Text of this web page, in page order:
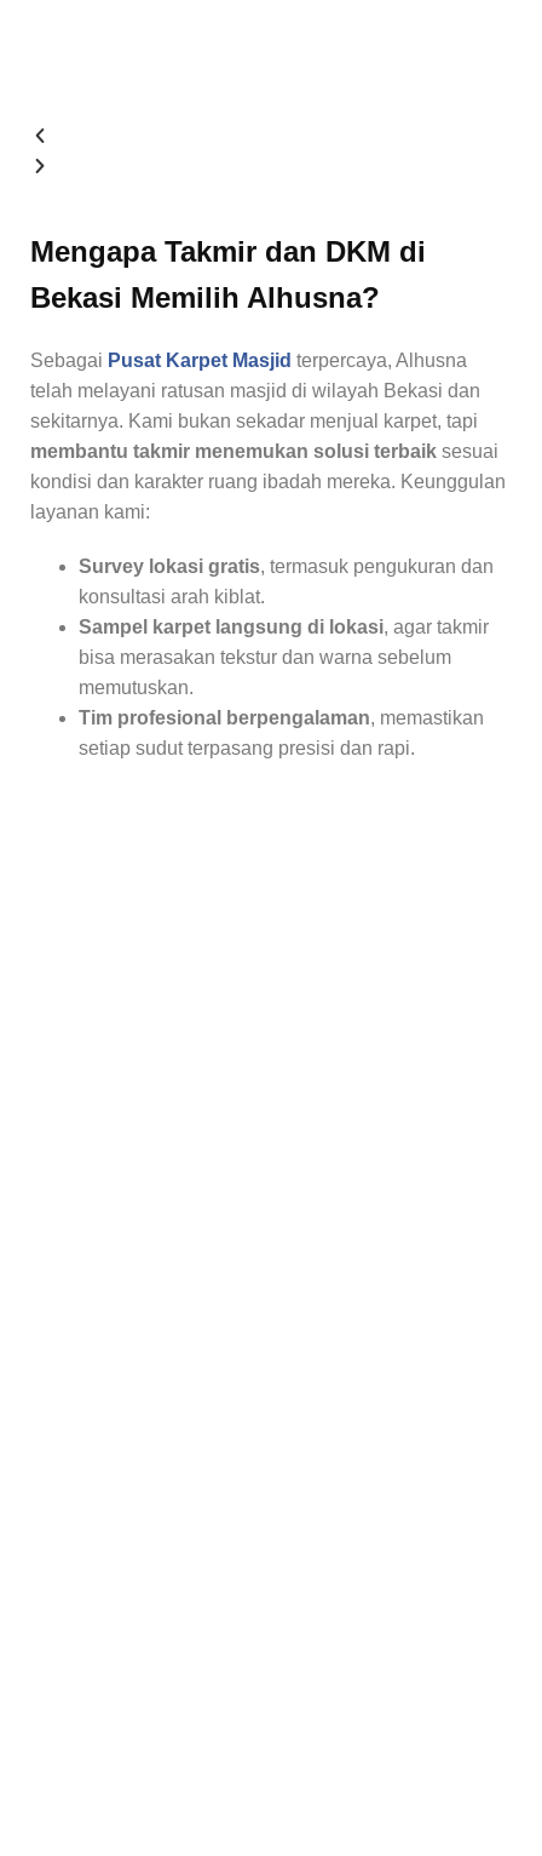
Mengapa Takmir dan DKM di
Bekasi Memilih Alhusna?
Sebagai Pusat Karpet Masjid terpercaya, Alhusna
telah melayani ratusan masjid di wilayah Bekasi dan
sekitarnya. Kami bukan sekadar menjual karpet, tapi
membantu takmir menemukan solusi terbaik sesuai
kondisi dan karakter ruang ibadah mereka. Keunggulan
layanan kami:
Survey lokasi gratis, termasuk pengukuran dan
konsultasi arah kiblat.
Sampel karpet langsung di lokasi, agar takmir
bisa merasakan tekstur dan warna sebelum
memutuskan.
Tim profesional berpengalaman, memastikan
setiap sudut terpasang presisi dan rapi.